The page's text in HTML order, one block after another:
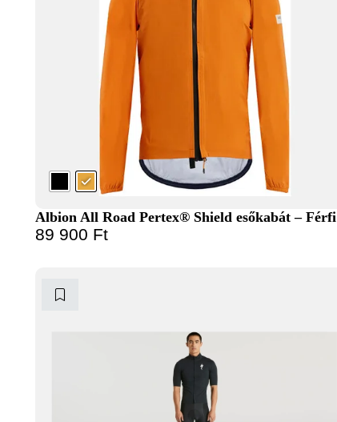
Albion All Road Pertex® Shield esőkabát – Férfi
89 900 Ft